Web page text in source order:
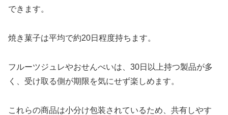
できます。
焼き菓子は平均で約20日程度持ちます。
フルーツジュレやおせんべいは、30日以上持つ製品が多
く、受け取る側が期限を気にせず楽しめます。
これらの商品は小分け包装されているため、共有しやす